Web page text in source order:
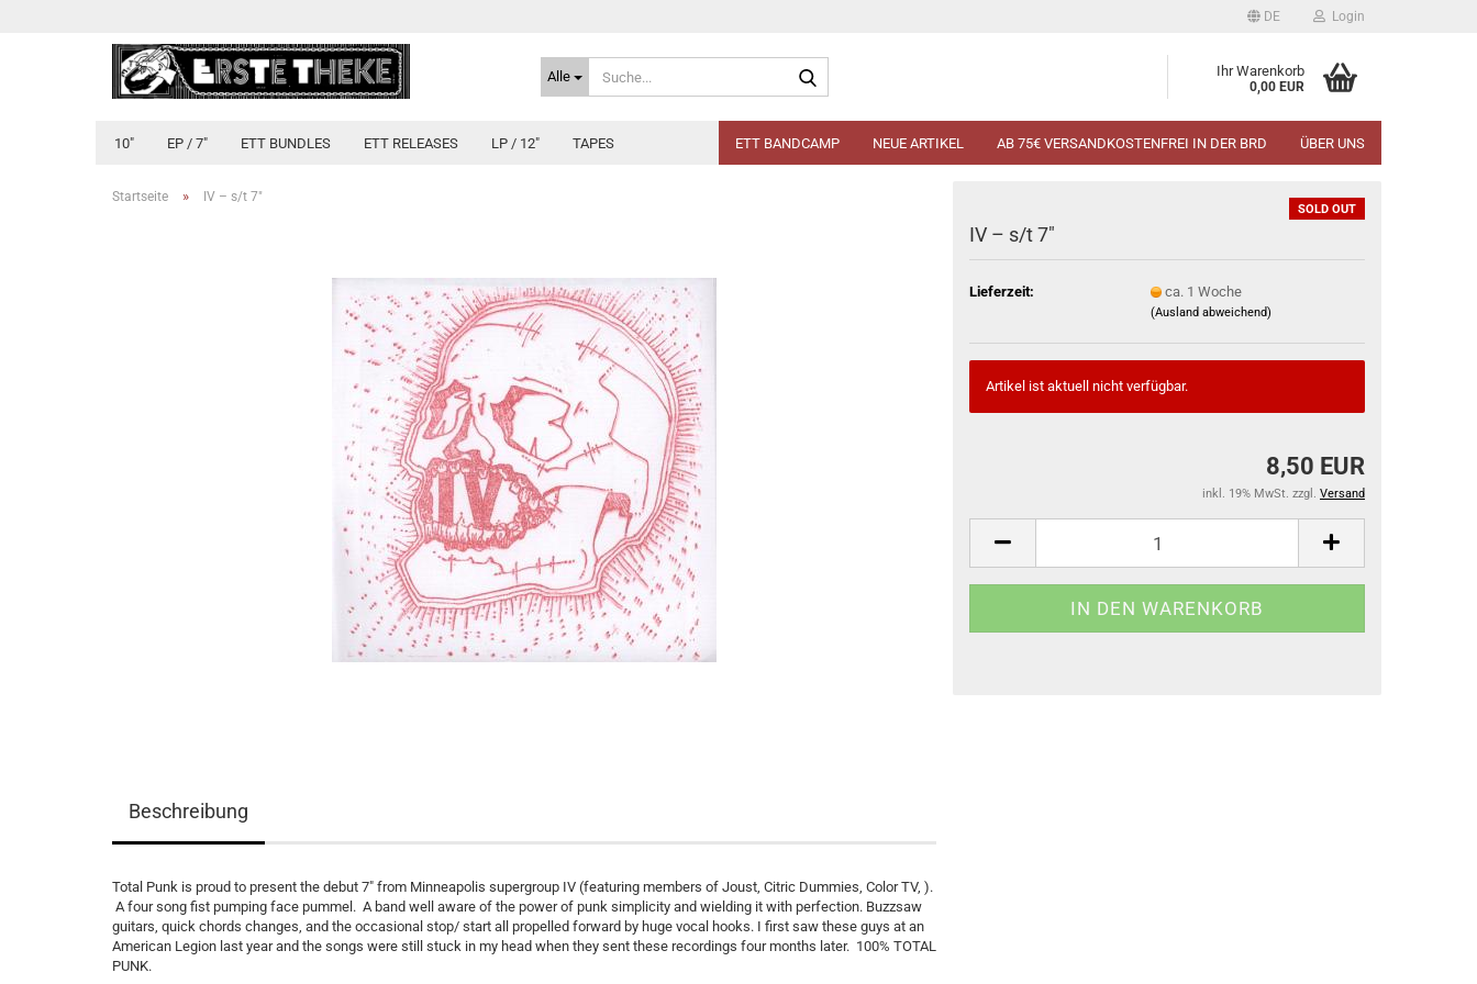
DE Login
Alle Ihr Warenkorb
0,00 EUR
10" EP / 7" ETT BUNDLES ETT RELEASES LP / 12" TAPES ETT BANDCAMP NEUE ARTIKEL AB 75€ VERSANDKOSTENFREI IN DER BRD ÜBER UNS
Startseite » IV ‎– s/t 7"
SOLD OUT
IV ‎– s/t 7"
Lieferzeit: ca. 1 Woche
(Ausland abweichend)
Artikel ist aktuell nicht verfügbar.
8,50 EUR
inkl. 19% MwSt. zzgl. Versand
Beschreibung
Total Punk is proud to present the debut 7" from Minneapolis supergroup IV (featuring members of Joust, Citric Dummies, Color TV, ).
A four song fist pumping face pummel. A band well aware of the power of punk simplicity and wielding it with perfection. Buzzsaw
guitars, quick chords changes, and the occasional stop/ start all propelled forward by huge vocal hooks. I first saw these guys at an
American Legion last year and the songs were still stuck in my head when they sent these recordings four months later. 100% TOTAL
PUNK.